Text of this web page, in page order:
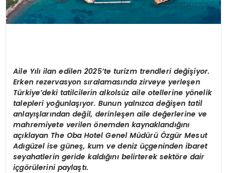
AileYılı ilan edilen 2025’te turizm trendleri değişiyor.
Erken rezervasyon sıralamasında zirveye yerleşen
Türkiye’deki tatilcilerin alkolsüz aile otellerine yönelik
talepleri yoğunlaşıyor. Bunun yalnızca değişen tatil
anlayışlarından değil, derinleşen aile değerlerine ve
mahremiyete verilen önemden kaynaklandığını
açıklayan The Oba Hotel Genel Müdürü Özgür Mesut
Adıgüzel ise güneş, kum ve deniz üçgeninden ibaret
seyahatlerin geride kaldığını belirterek sektöre dair
içgörülerini paylaştı.